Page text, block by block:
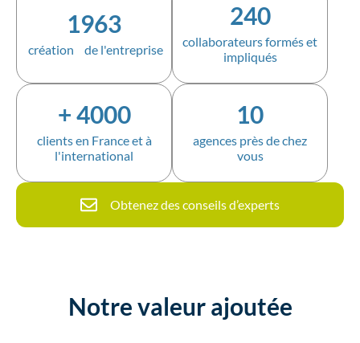
1963
création de l'entreprise
240
collaborateurs formés et
impliqués
+4000
clients en France et à
l'international
10
agences près de chez
vous
Obtenez des conseils d’experts
Notre valeur ajoutée